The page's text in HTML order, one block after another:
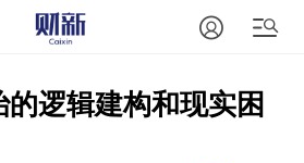
逻辑建构和现实困